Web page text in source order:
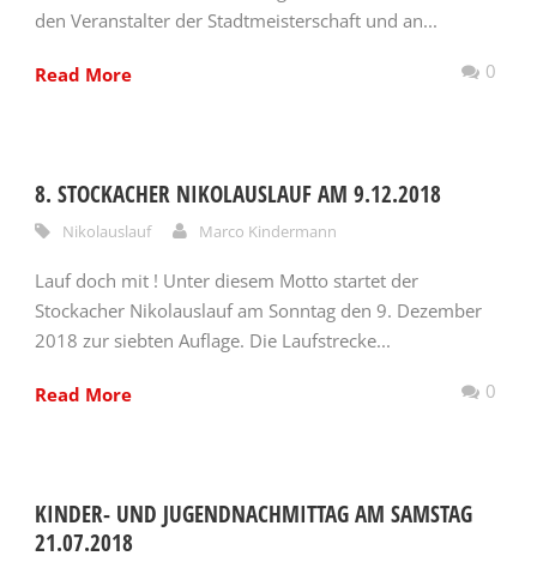
den Veranstalter der Stadtmeisterschaft und an...
Read More 0
8. STOCKACHER NIKOLAUSLAUF AM 9.12.2018
Nikolauslauf Marco Kindermann
Lauf doch mit ! Unter diesem Motto startet der
Stockacher Nikolauslauf am Sonntag den 9. Dezember
2018 zur siebten Auflage. Die Laufstrecke...
Read More 0
KINDER- UND JUGENDNACHMITTAG AM SAMSTAG
21.07.2018